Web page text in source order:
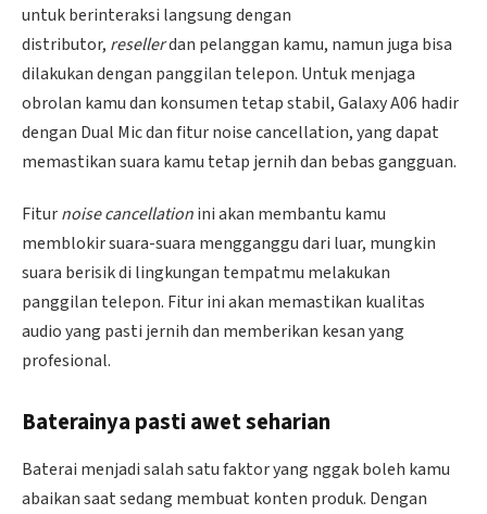
untuk berinteraksi langsung dengan
distributor, resellerdan pelanggan kamu, namun juga bisa
dilakukan dengan panggilan telepon. Untuk menjaga
obrolan kamu dan konsumen tetap stabil, Galaxy A06 hadir
dengan Dual Mic dan fitur noise cancellation, yang dapat
memastikan suara kamu tetap jernih dan bebas gangguan.
Fiturnoise cancellationini akan membantu kamu
memblokir suara-suara mengganggu dari luar, mungkin
suara berisik di lingkungan tempatmu melakukan
panggilan telepon. Fitur ini akan memastikan kualitas
audio yang pasti jernih dan memberikan kesan yang
profesional.
Baterainya pasti awet seharian
Baterai menjadi salah satu faktor yang nggak boleh kamu
abaikan saat sedang membuat konten produk. Dengan